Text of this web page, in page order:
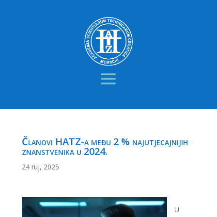
Članovi HATZ-a među 2 % najutjecajnijih
znanstvenika u 2024.
24 ruj, 2025
U